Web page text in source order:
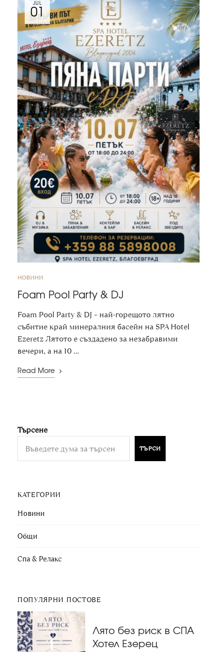
JUL
01
НОВИНИ
Foam Pool Party & DJ
Foam Pool Party & DJ – най-горещото лятно
събитие край минералния басейн на SPA Hotel
Ezeretz Лятото е създадено за незабравими
вечери, а на 10 …
Read More
Търсене
ТЪРСИ
КАТЕГОРИИ
Новини
Общи
Спа & Релакс
ПОПУЛЯРНИ ПОСТОВЕ
Лято без риск в СПА
Хотел Езерец